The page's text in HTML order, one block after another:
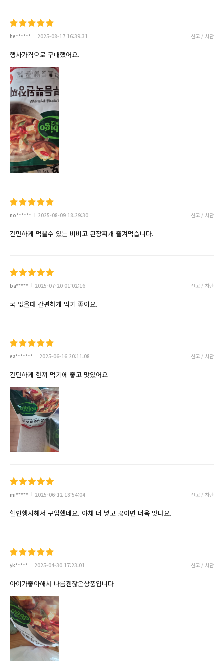
he****** 2025-08-17 16:39:31 신고 / 차단
행사가격으로 구매했어요.
no****** 2025-08-09 18:29:30 신고 / 차단
간만하게 먹을수 있는 비비고 된장찌개 즐겨먹습니다.
ba***** 2025-07-20 01:02:16 신고 / 차단
국 없을때 간편하게 먹기 좋아요.
ea******* 2025-06-16 20:11:08 신고 / 차단
간단하게 한끼 먹기에 좋고 맛있어요
mi***** 2025-06-12 18:54:04 신고 / 차단
할인행사해서 구입했네요. 야채 더 넣고 끓이면 더욱 맛나요.
yk***** 2025-04-30 17:23:01 신고 / 차단
아이가좋아해서 나름괜찮은상품입니다